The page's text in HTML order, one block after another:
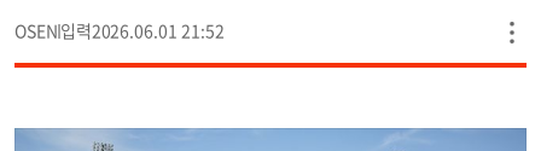
OSEN 2026.06.01 21:52